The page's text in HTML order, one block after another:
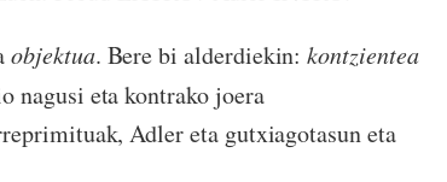
objektua. Bere bi alderdiekin:kontzientea
nagusi eta kontrako joera
Adler eta gutxiagotasun eta